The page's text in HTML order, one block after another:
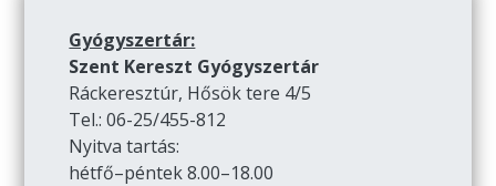
Gyógyszertár:
Szent Kereszt Gyógyszertár
Ráckeresztúr, Hősök tere 4/5
Tel.: 06-25/455-812
Nyitva tartás:
hétfő–péntek 8.00–18.00